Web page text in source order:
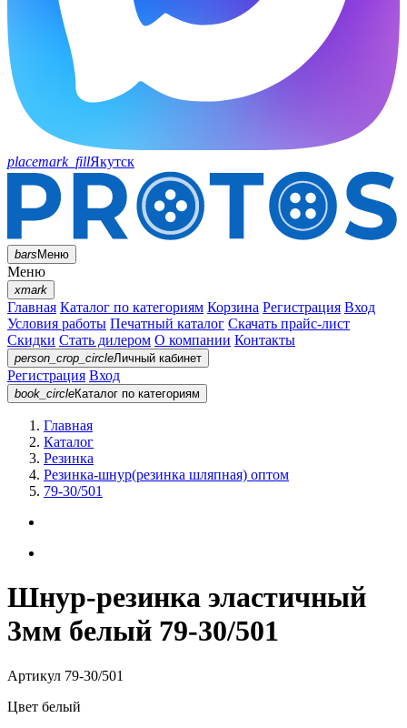
placemark_fillЯкутск
barsМеню
Меню
xmark
Главная Каталог по категориям Корзина Регистрация Вход
Условия работы Печатный каталог Скачать прайс-лист
Скидки Стать дилером О компании Контакты
person_crop_circleЛичный кабинет
Регистрация Вход
book_circleКаталог по категориям
Главная
Каталог
Резинка
Резинка-шнур(резинка шляпная) оптом
79-30/501
Шнур-резинка эластичный
3мм белый 79-30/501
Артикул 79-30/501
Цвет белый